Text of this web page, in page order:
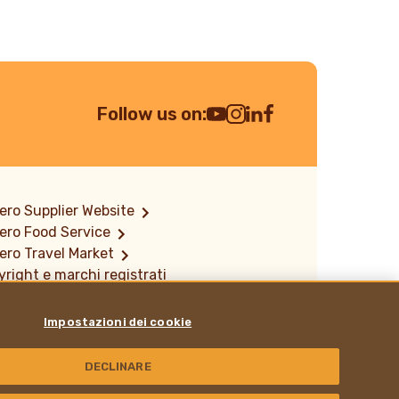
Supplier Website
Food Service
Travel Market
e marchi registrati
Hazelnut Company
siamo
organizzativi 231
Follow us on: Youtube Channel
Instagram
LinkedIn
Facebook
Impostazioni dei cookie
DECLINARE